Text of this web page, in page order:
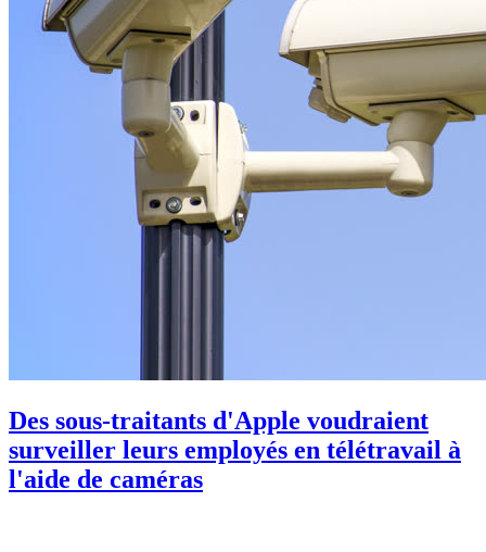
Des sous-traitants d'Apple voudraient
surveiller leurs employés en télétravail à
l'aide de caméras